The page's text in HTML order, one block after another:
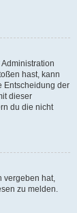
hast, kann
Entscheidung der
dieser
du die nicht
vergeben hat,
zu melden.